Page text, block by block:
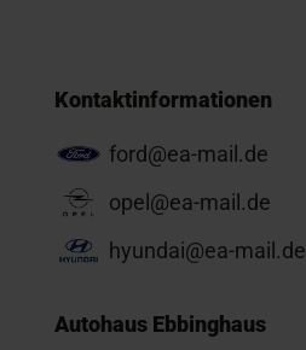
Kontaktinformationen
ford@ea-mail.de
opel@ea-mail.de
hyundai@ea-mail.de
Autohaus Ebbinghaus